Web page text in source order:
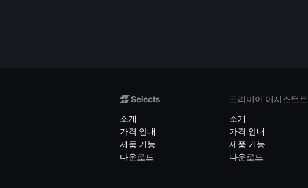
소개
가격 안내
제품 기능
다운로드
프리미어 어시스턴트
소개
가격 안내
제품 기능
다운로드